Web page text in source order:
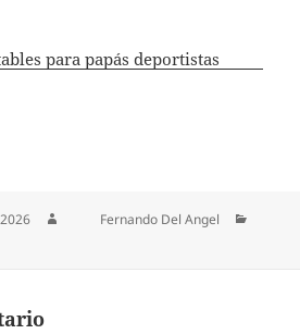
para papás deportistas
Fernando Del Angel